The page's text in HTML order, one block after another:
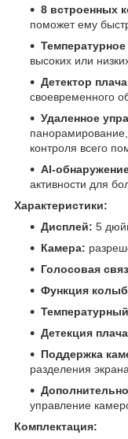
8 встроенных
поможет ему
высоких или
Детектор плача
своевременного
Удаленное
контроля всего
AI-
активности для
Характеристики:
Дисплей: 5
Камера:
Голосовая
Функция
Детекция
Поддержка
разделения экрана.
управление
Комплектация: